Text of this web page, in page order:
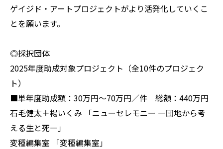
ゲイジド・アートプロジェクトがより活発化していくこ
とを願います。
◎採択団体
2025年度助成対象プロジェクト（全10件のプロジェク
ト）
■単年度助成額：30万円～70万円／件 総額：440万円
石毛健太＋楊いくみ 「ニューセレモニー ―団地から考
える生と死―」
変種編集室 「変種編集室」